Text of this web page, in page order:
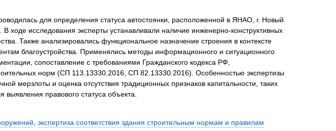
для определения статуса автостоянки, расположенной в ЯНАО, г. Новый
В ходе исследования эксперты устанавливали наличие инженерно-конструктивных
Также анализировались функциональное назначение строения в контексте
благоустройства. Применялись методы информационного и ситуационного
сопоставление с требованиями Гражданского кодекса РФ,
норм (СП 113.13330.2016, СП 82.13330.2016). Особенностью экспертизы
мерзлоты и оценка отсутствия традиционных признаков капитальности, таких
правового статуса объекта.
, экспертиза соответствия здания строительным нормам и правилам